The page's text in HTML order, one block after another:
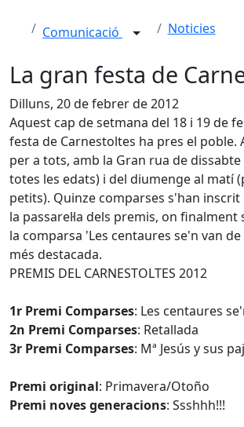
Comunicació Noticies
La gran festa de
Dilluns, 20 de febrer de 2012
Aquest cap de setmana del 18 i 19 de
festa de Carnestoltes ha pres el poble.
per a tots, amb la Gran rua de
totes les edats) i del diumenge al matí
petits). Quinze comparses s'han
la passarel·la dels premis, on
la comparsa 'Les centaures se'n van
més destacada.
PREMIS DEL CARNESTOLTES 2012
1r Premi Comparses: Les centaures
2n Premi Comparses: Retallada
3r Premi Comparses: Mª Jesús y sus
Premi original: Primavera/Otoño
Premi noves generacions: Ssshhh!!!